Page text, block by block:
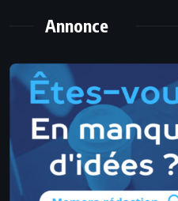
Annonce